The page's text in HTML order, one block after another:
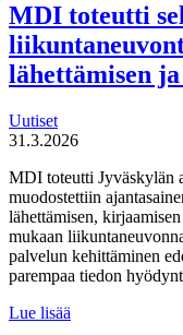
MDI toteutti
lähettämisen
Uutiset
31.3.2026
MDI toteutti Jyväskylän
muodostettiin
lähettämisen,
mukaan
palvelun kehittäminen
parempaa tiedon
Lue lisää